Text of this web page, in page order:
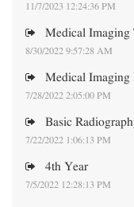
11/7/2023 12:24:36 PM
Medical Imaging
8/30/2022 9:57:28 AM
Medical Imaging
7/28/2022 2:05:00 PM
Basic
7/22/2022 1:06:13 PM
4th Year
7/5/2022 12:28:13 PM